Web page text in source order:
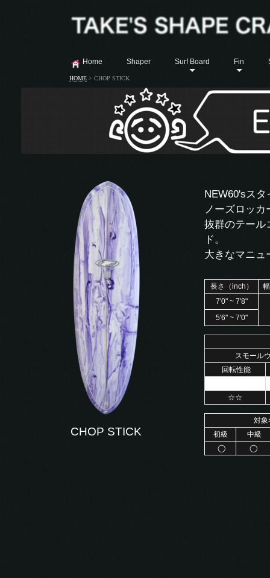
Home Shaper Surf Board Fin
HOME > CHOP STICK
CHOP STICK
NEW60'sス
ノーズロッ
抜群のテール
ド。
大きなマニュ
長さ（inch）
7'0" ~ 7'8"
5'6" ~ 7'0"
スモール
回転性能
☆☆
対象
初級
中級
◯
◯